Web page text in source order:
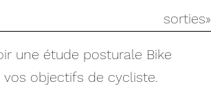
sorties»
une étude posturale Bike
objectifs de cycliste.